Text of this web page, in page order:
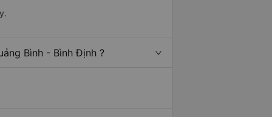
Bình - Bình Định ?